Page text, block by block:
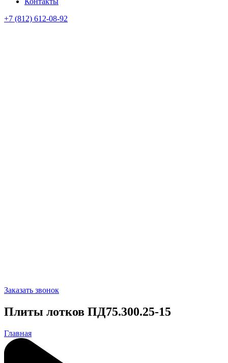
+7 (812) 612-08-92
Заказать звонок
Плиты лотков ПД75.300.25-15
Главная